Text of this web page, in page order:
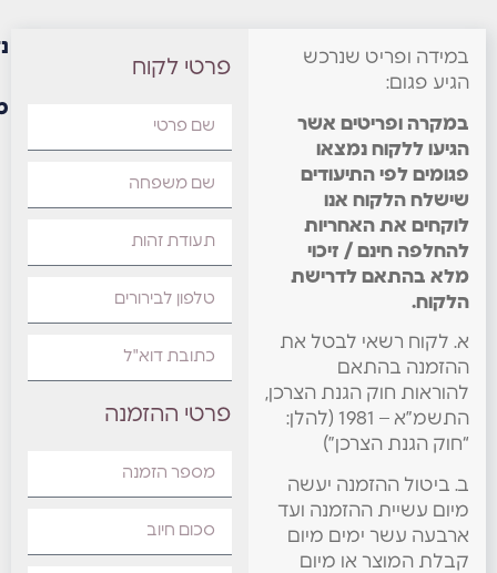
פרטי לקוח
פרטי ההזמנה
במידה ופריט שנרכש
הגיע פגום:
במקרה ופריטים אשר
הגיעו ללקוח נמצאו
פגומים לפי התיעודים
שישלח הלקוח אנו
לוקחים את האחריות
להחלפה חינם / זיכוי
מלא בהתאם לדרישת
הלקוח.
א. לקוח רשאי לבטל את
ההזמנה בהתאם
להוראות חוק הגנת הצרכן,
התשמ”א – 1981 (להלן:
“חוק הגנת הצרכן”)
ב. ביטול ההזמנה יעשה
מיום עשיית ההזמנה ועד
ארבעה עשר ימים מיום
קבלת המוצר או מיום